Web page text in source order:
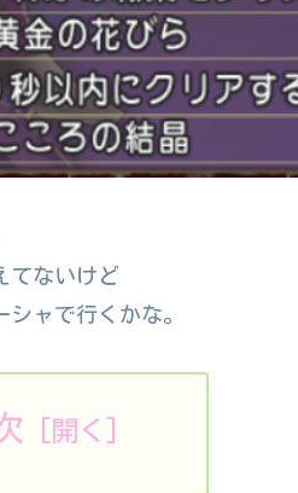
てないけど
ャで行くかな。